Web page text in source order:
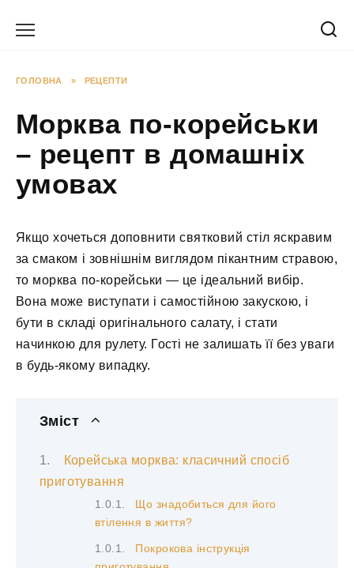
ГОЛОВНА » РЕЦЕПТИ
Морква по-корейськи
– рецепт в домашніх
умовах
Якщо хочеться доповнити святковий стіл яскравим
за смаком і зовнішнім виглядом пікантним стравою,
то морква по-корейськи — це ідеальний вибір.
Вона може виступати і самостійною закускою, і
бути в складі оригінального салату, і стати
начинкою для рулету. Гості не залишать її без уваги
в будь-якому випадку.
Зміст
Корейська морква: класичний спосіб
приготування
Що знадобиться для його
втілення в життя?
Покрокова інструкція